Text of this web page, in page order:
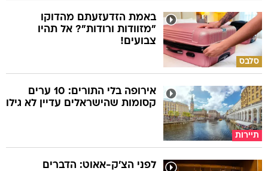
סלבס
באמת הזדעזעתם מהדוקו
"מזוודות ורודות"? אל תהיו
צבועים!
תיירות
אירופה בלי התורים: 10 ערים
קסומות שהישראלים עדיין לא גילו
לפני הצ'ק-אאוט: הדברים